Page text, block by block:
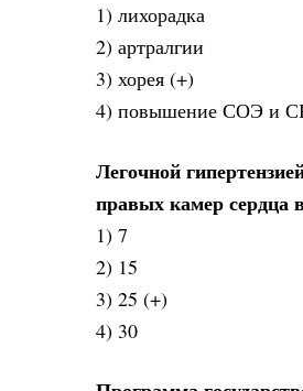
1) лихорадка
2) артралгии
3) хорея (+)
4) повышение СОЭ и
Легочной
правых камер сердца
1) 7
2) 15
3) 25 (+)
4) 30